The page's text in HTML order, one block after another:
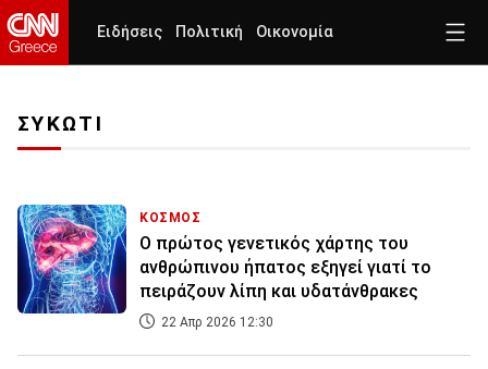
Ειδήσεις Πολιτική Οικονομία
ΣΥΚΩΤΙ
ΚΟΣΜΟΣ
Ο πρώτος γενετικός χάρτης του
ανθρώπινου ήπατος εξηγεί γιατί το
πειράζουν λίπη και υδατάνθρακες
22 Απρ 2026 12:30